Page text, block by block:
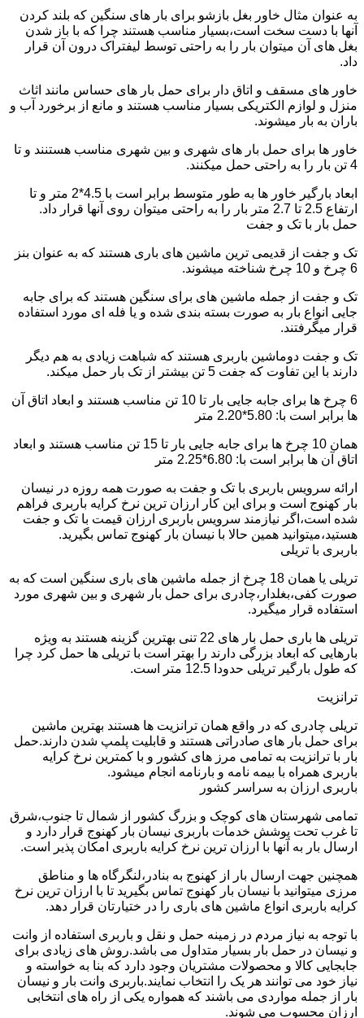
به عنوان مثال خاور بغل بازشو برای بار های سنگین که بلند کردن
آنها با دست سخت است،بسیار مناسب هستند چرا که با باز شدن
بغل های آن میتوان بار را به راحتی توسط لیفتراک درون آن قرار
داد.
خاور های مسقف و اتاق دار برای حمل بار های حساس مانند اثاث
منزل و لوازم الکتریکی بسیار مناسب هستند و مانع از برخورد آب و
باران به بار میشوند.
خاور ها برای حمل بار های شهری و بین شهری مناسب هستنند و تا
4 تن بار را به راحتی حمل میکنند.
ابعاد بارگیر خاور ها به طور متوسط برابر است با 4.5*2 متر و تا
ارتفاع 2.5 تا 2.7 متر بار را به راحتی میتوان روی آنها قرار داد.
حمل بار با تک و جفت
تک و جفت از قدیمی ترین ماشین های باری هستند که به عنوان بنز
6 چرخ و 10 چرخ شناخته میشوند.
تک و جفت از جمله ماشین های برای سنگین هستند که برای جابه
جایی انواع بار به صورت بسته بندی شده و یا فله ای مورد استفاده
قرار میگرفتند.
تک و جفت دوماشین باربری هستند که شباهت زیادی به هم دیگر
دارند با این تفاوت که جفت 5 تن بیشتر از تک بار حمل میکند.
6 چرخ ها برای جابه جایی بار تا 10 تن مناسب هستند و ابعاد اتاق آن
ها برابر است با: 5.80*2.20 متر
همان 10 چرخ ها برای جابه جایی بار تا 15 تن مناسب هستند و ابعاد
اتاق آن ها برابر است با: 6.80*2.25 متر
ارائه سرویس باربری با تک و جفت به صورت همه روزه در نیسان
بار کهنوج است و برای این کار ارزان ترین نرخ کرایه باربری فراهم
شده است،اگر نیازمند سرویس باربری ارزان قیمت با تک و جفت
هستید،میتوانید همین حالا با نیسان بار کهنوج تماس بگیرید.
باربری با تریلی
تریلی یا همان 18 چرخ از جمله ماشین های باری سنگین است که به
صورت کفی،بغلدار،چادری برای حمل بار شهری و بین شهری مورد
استفاده قرار میگیرد.
تریلی ها باری حمل بار های 22 تنی بهترین گزینه هستند به ویژه
بارهایی که ابعاد بزرگی دارند را بهتر است با تریلی ها حمل کرد چرا
که طول بارگیر تریلی حدودا 12.5 متر است.
ترانزیت
تریلی چادری که در واقع همان ترانزیت ها هستند بهترین ماشین
برای حمل بار های صادراتی هستند و قابلیت پلمپ شدن دارند.حمل
بار با ترانزیت به تمامی مرز های کشور و با کمترین نرخ کرایه
باربری همراه با بیمه نامه و بارنامه انجام میشود.
باربری ارزان به سراسر کشور
تمامی شهرستان های کوچک و بزرگ کشور از شمال تا جنوب،شرق
تا غرب تحت پوشش خدمات باربری نیسان بار کهنوج قرار دارد و
ارسال بار به آنها با ارزان ترین نرخ کرایه باربری امکان پذیر است.
همچنین جهت ارسال بار از کهنوج به بنادر،لنگرگاه ها و مناطق
مرزی میتوانید با نیسان بار کهنوج تماس بگیرید تا با ارزان ترین نرخ
کرایه باربری انواع ماشین های باری را در ختیارتان قرار دهد.
با توجه به نیاز مردم در زمینه حمل و نقل و باربری استفاده از وانت
و نیسان در حمل بار بسیار متداول می باشد.روش های زیادی برای
جابجایی کالا و محصولات مشتریان وجود دارد که بنا به خواسته و
نیاز خود می توانند هر یک را انتخاب نمایند.باربری وانت بار و نیسان
بار از جمله مواردی می باشند که همواره یکی از راه های انتخابی
ارزان محسوب می شوند.